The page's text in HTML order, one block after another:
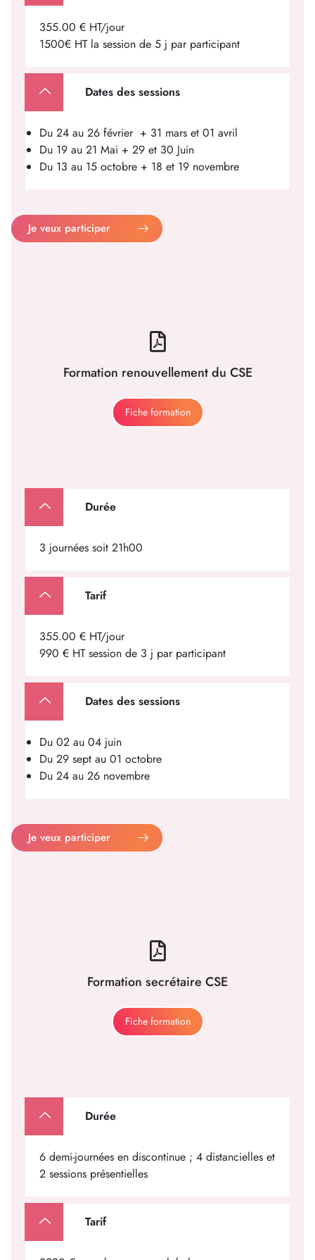
355.00 € HT/jour
1500€ HT la session de 5 j par participant
Dates des sessions
Du 24 au 26 février + 31 mars et 01 avril
Du 19 au 21 Mai + 29 et 30 Juin
Du 13 au 15 octobre + 18 et 19 novembre
Je veux participer
Formation renouvellement du CSE
Fiche formation
Durée
3 journées soit 21h00
Tarif
355.00 € HT/jour
990 € HT session de 3 j par participant
Dates des sessions
Du 02 au 04 juin
Du 29 sept au 01 octobre
Du 24 au 26 novembre
Je veux participer
Formation secrétaire CSE
Fiche formation
Durée
6 demi-journées en discontinue ; 4 distancielles et
2 sessions présentielles
Tarif